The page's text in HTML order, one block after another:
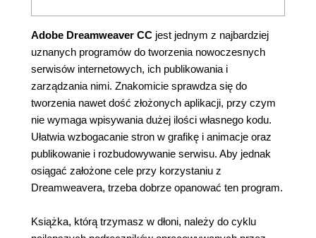
Adobe Dreamweaver CC jest jednym z najbardziej
uznanych programów do tworzenia nowoczesnych
serwisów internetowych, ich publikowania i
zarządzania nimi. Znakomicie sprawdza się do
tworzenia nawet dość złożonych aplikacji, przy czym
nie wymaga wpisywania dużej ilości własnego kodu.
Ułatwia wzbogacanie stron w grafikę i animacje oraz
publikowanie i rozbudowywanie serwisu. Aby jednak
osiągać założone cele przy korzystaniu z
Dreamweavera, trzeba dobrze opanować ten program.
Książka, którą trzymasz w dłoni, należy do cyklu